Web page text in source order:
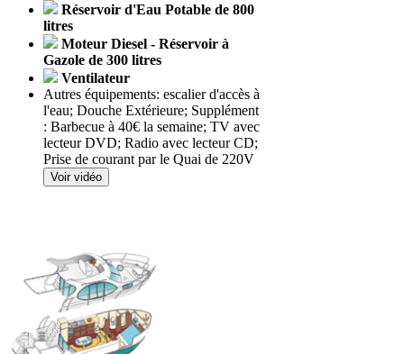
Réservoir d'Eau Potable de 800
litres
Moteur Diesel - Réservoir à
Gazole de 300 litres
Ventilateur
Autres équipements: escalier d'accès à
l'eau; Douche Extérieure; Supplément
: Barbecue à 40€ la semaine; TV avec
lecteur DVD; Radio avec lecteur CD;
Prise de courant par le Quai de 220V
Voir vidéo